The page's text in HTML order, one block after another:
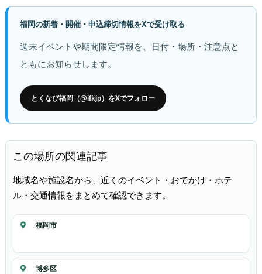
福岡の新着・開催・申込締切情報をXで受け取る
週末イベントや期間限定情報を、日付・場所・注意点と
ともにお知らせします。
とくなび福岡（@ifkjp）をXでフォロー
この場所の関連記事
地域名や施設名から、近くのイベント・おでかけ・ホテ
ル・交通情報をまとめて確認できます。
福岡市
博多区